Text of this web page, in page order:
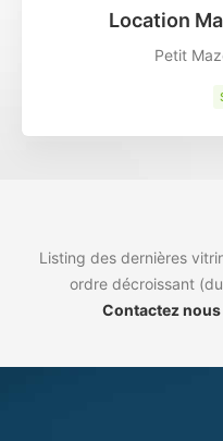
Location
Petit
Listing des dernières
ordre décroissant
Contactez